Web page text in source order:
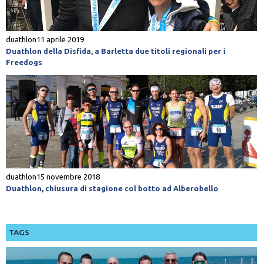
duathlon11 aprile 2019
Duathlon della Disfida, a Barletta due titoli regionali per i
Freedogs
duathlon15 novembre 2018
Duathlon, chiusura di stagione col botto ad Alberobello
TAGS